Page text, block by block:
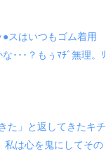
たんだけど、一昨
場を案内すること
き飛ばされて左手
スはいつもゴム着用
･･･？もぅﾏﾁﾞ無理。ﾘ
た」と返してきたキチ
私は心を鬼にしてその